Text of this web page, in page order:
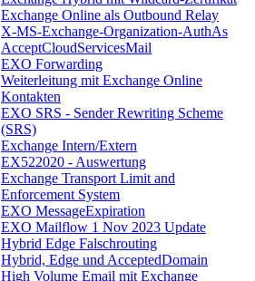
Exchange Online als Outbound Relay
X-MS-Exchange-Organization-AuthAs
AcceptCloudServicesMail
EXO Forwarding
Weiterleitung mit Exchange Online
Kontakten
EXO SRS - Sender Rewriting Scheme
(SRS)
Exchange Intern/Extern
EX522020 - Auswertung
Exchange Transport Limit and
Enforcement System
EXO MessageExpiration
EXO Mailflow 1 Nov 2023 Update
Hybrid Edge Falschrouting
Hybrid, Edge und AcceptedDomain
High Volume Email mit Exchange